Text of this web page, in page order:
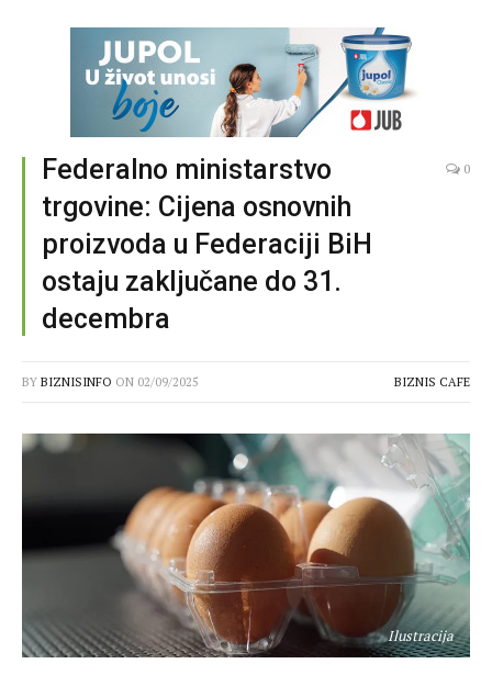
Federalno ministarstvo
trgovine: Cijena osnovnih
proizvoda u Federaciji BiH
ostaju zaključane do 31.
decembra
0
BY BIZNISINFO ON 02/09/2025 BIZNIS CAFE
Ilustracija